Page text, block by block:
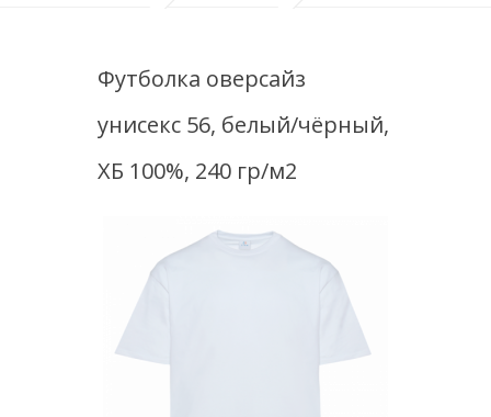
гр/м2
Футболка оверсайз
унисекс 56, белый/чёрный,
ХБ 100%, 240 гр/м2